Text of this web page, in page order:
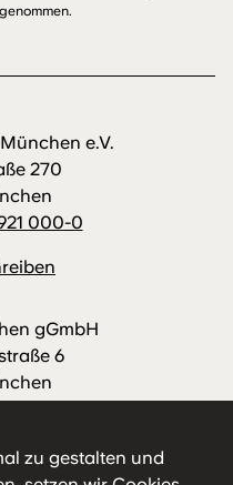
zu gestalten und
e.V.
270
000-0
gGmbH
6